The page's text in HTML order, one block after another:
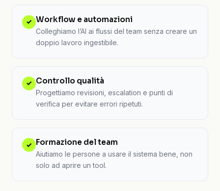
✓ Workflow e automazioni
Colleghiamo l’AI ai flussi del team senza creare un
doppio lavoro ingestibile.
✓ Controllo qualità
Progettiamo revisioni, escalation e punti di
verifica per evitare errori ripetuti.
✓ Formazione del team
Aiutiamo le persone a usare il sistema bene, non
solo ad aprire un tool.